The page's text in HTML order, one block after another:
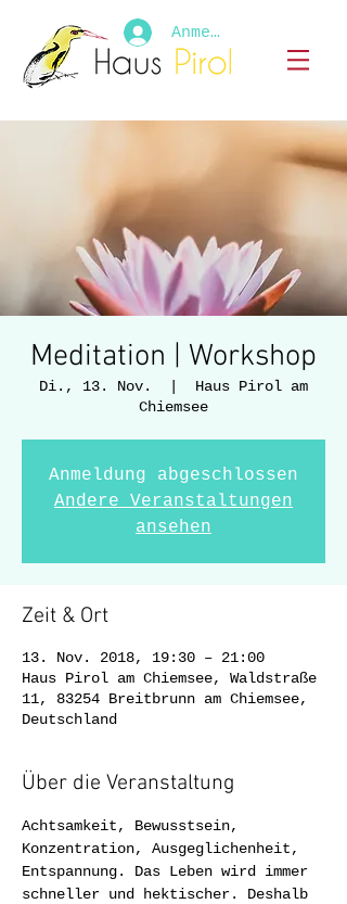
Anmelden
Meditation | Workshop
Di., 13. Nov.
Haus Pirol am
Chiemsee
Anmeldung abgeschlossen
Andere Veranstaltungen
ansehen
Zeit & Ort
13. Nov. 2018, 19:30 – 21:00
Haus Pirol am Chiemsee, Waldstraße
11, 83254 Breitbrunn am Chiemsee,
Deutschland
Über die Veranstaltung
Achtsamkeit, Bewusstsein,
Konzentration, Ausgeglichenheit,
Entspannung. Das Leben wird immer
schneller und hektischer. Deshalb